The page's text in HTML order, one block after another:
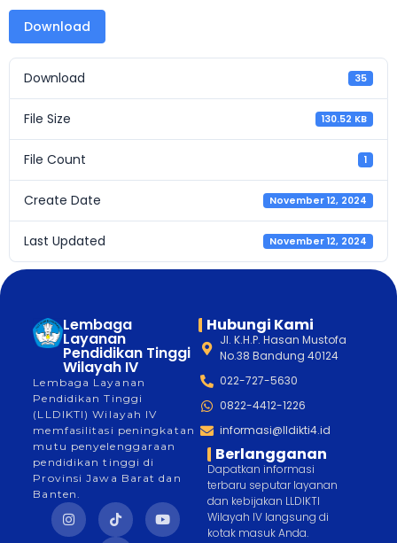
Download
Download 35
File Size 130.52 KB
File Count 1
Create Date November 12, 2024
Last Updated November 12, 2024
Lembaga
Layanan
Pendidikan Tinggi
Wilayah IV
Lembaga Layanan
Pendidikan Tinggi
(LLDIKTI) Wilayah IV
memfasilitasi peningkatan
mutu penyelenggaraan
pendidikan tinggi di
Provinsi Jawa Barat dan
Banten.
Hubungi Kami
Jl. K.H.P. Hasan Mustofa
No.38 Bandung 40124
022-727-5630
0822-4412-1226
informasi@lldikti4.id
Berlangganan
Dapatkan informasi
terbaru seputar layanan
dan kebijakan LLDIKTI
Wilayah IV langsung di
kotak masuk Anda.